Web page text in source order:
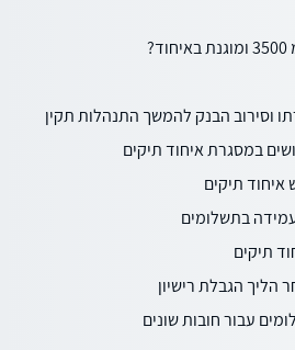
וסירוב הבנק להמשך התנהלות תקין
במסגרת איחוד תיקים
איחוד תיקים
בתשלומים
תיקים
הליך הגבלת רישיון
עבור חובות שונים